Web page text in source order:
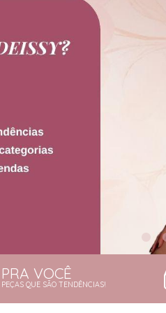
PRA VOCÊ
PEÇAS QUE SÃO TENDÊNCIAS!